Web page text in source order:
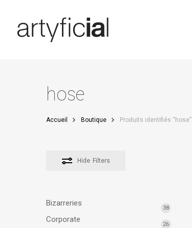
content
hose
Accueil Boutique Produits identifiés “hose”
Hide Filters
Bizarreries
38
Corporate
26